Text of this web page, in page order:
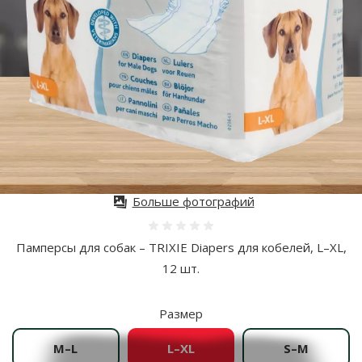
Памперсы для собак – TRIXIE Diapers для кобелей, L–XL,
12 шт.
Размер
M–L L–XL S–M
Больше фотографий